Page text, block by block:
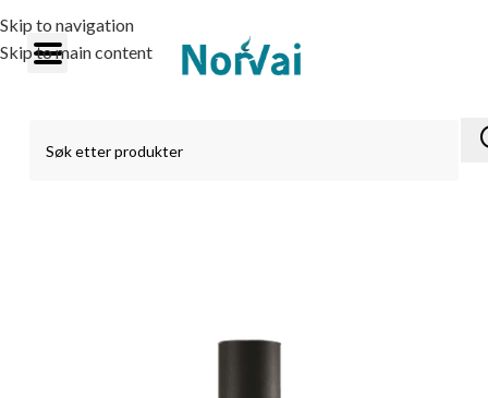
Skip to navigation
Skip to main content